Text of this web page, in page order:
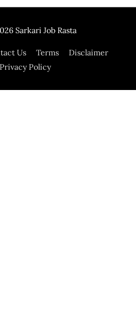
Sarkari Job Rasta
Us Terms
Disclaimer
Privacy Policy